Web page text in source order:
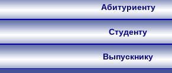
Абитуриенту
Студенту
Выпускнику